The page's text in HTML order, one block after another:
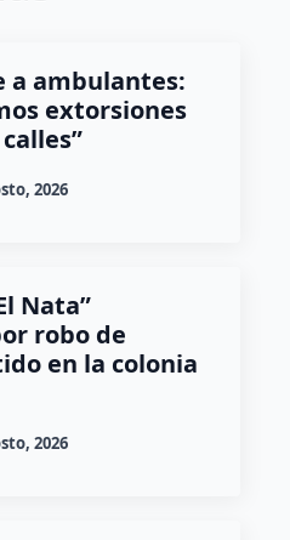
a ambulantes:
extorsiones
2026
Nata”
robo de
en la colonia
2026